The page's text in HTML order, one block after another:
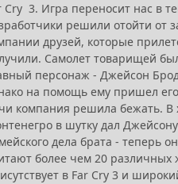
Cry 3. Игра переносит нас в
решили отойти от
друзей, которые
Самолет товарищей
персонаж - Джейсон
на помощь ему пришел
компания решила бежать. В
в шутку дал
дела брата - теперь
более чем 20
в Far Cry 3 и